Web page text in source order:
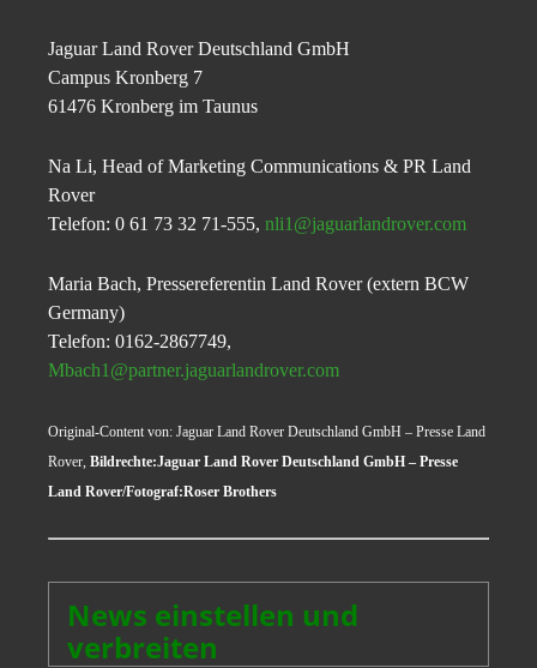
Jaguar Land Rover Deutschland GmbH
Campus Kronberg 7
61476 Kronberg im Taunus
Na Li, Head of Marketing Communications & PR Land
Rover
Telefon: 0 61 73 32 71-555, nli1@jaguarlandrover.com
Maria Bach, Pressereferentin Land Rover (extern BCW
Germany)
Telefon: 0162-2867749,
Mbach1@partner.jaguarlandrover.com
Original-Content von: Jaguar Land Rover Deutschland GmbH – Presse Land
Rover Bildrechte:Jaguar Land Rover Deutschland GmbH – Presse
Land Rover/Fotograf:Roser Brothers
News einstellen und
verbreiten